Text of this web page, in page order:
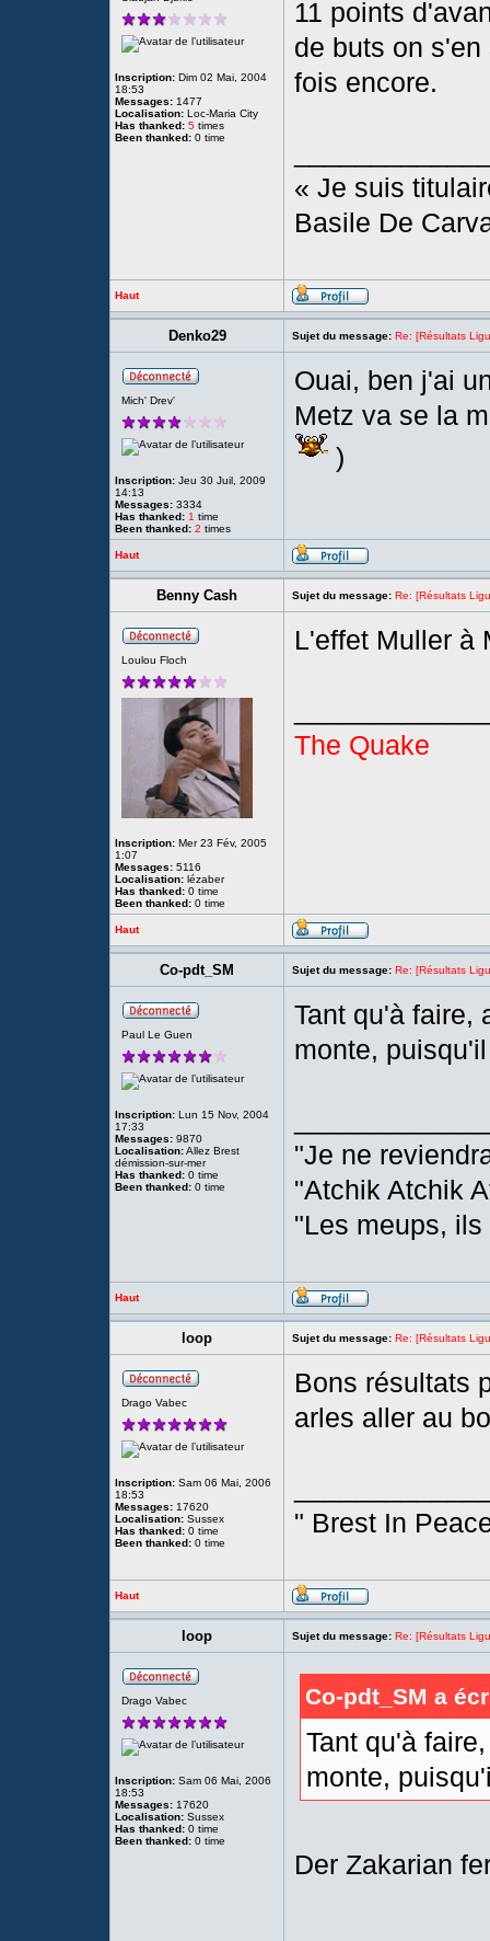
Inscription: Dim 02 Mai, 2004
18:53
Messages: 1477
Localisation: Loc-Maria City
Has thanked: 5 times
Been thanked: 0 time
11 points
de buts on
fois encore.
« Je suis
Basile De
Haut
Denko29 Sujet du message: Re: [Résultats
Mich' Drev'
Inscription: Jeu 30 Juil, 2009
14:13
Messages: 3334
Has thanked: 1 time
Been thanked: 2 times
Ouai, ben j'ai
Metz va se la
)
Haut
Benny Cash Sujet du message: Re: [Résultats
Loulou Floch
Inscription: Mer 23 Fév, 2005
1:07
Messages: 5116
Localisation: lézaber
Has thanked: 0 time
Been thanked: 0 time
L'effet Muller à
The Quake
Haut
Co-pdt_SM Sujet du message: Re: [Résultats
Paul Le Guen
Inscription: Lun 15 Nov, 2004
17:33
Messages: 9870
Localisation:Allez Brest
démission-sur-mer
Has thanked: 0 time
Been thanked: 0 time
Tant qu'à faire,
monte,
"Je ne
"Atchik Atchik
"Les meups,
Haut
loop Sujet du message: Re: [Résultats
Drago Vabec
Inscription: Sam 06 Mai, 2006
18:53
Messages: 17620
Localisation: Sussex
Has thanked: 0 time
Been thanked: 0 time
Bons résultats
arles aller au
" Brest In
Haut
loop Sujet du message: Re: [Résultats
Drago Vabec
Inscription: Sam 06 Mai, 2006
18:53
Messages: 17620
Localisation: Sussex
Has thanked: 0 time
Been thanked: 0 time
Co-pdt_SM a
Tant qu'à
monte,
Der Zakarian